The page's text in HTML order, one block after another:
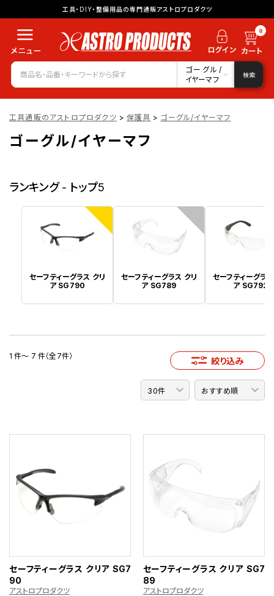
工具・DIY・整備用品の専門通販アストロプロダクツ
0
ゴーグル/
イヤーマフ
検索
工具通販のアストロプロダクツ > 保護具 > ゴーグル/イヤーマフ
ゴーグル/イヤーマフ
ランキング - トップ5
1
セーフティーグラス クリ
ア SG790
2
セーフティーグラス クリ
ア SG789
セーフティーグラ
ア SG792
1 件～ 7 件（全7件） 絞り込み
セーフティーグラス クリア SG7
90
アストロプロダクツ
セーフティーグラス クリア SG7
89
アストロプロダクツ